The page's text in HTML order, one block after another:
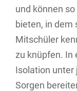
und können
bieten, in dem
Mitschüler
zu knüpfen. In
Isolation unter
Sorgen